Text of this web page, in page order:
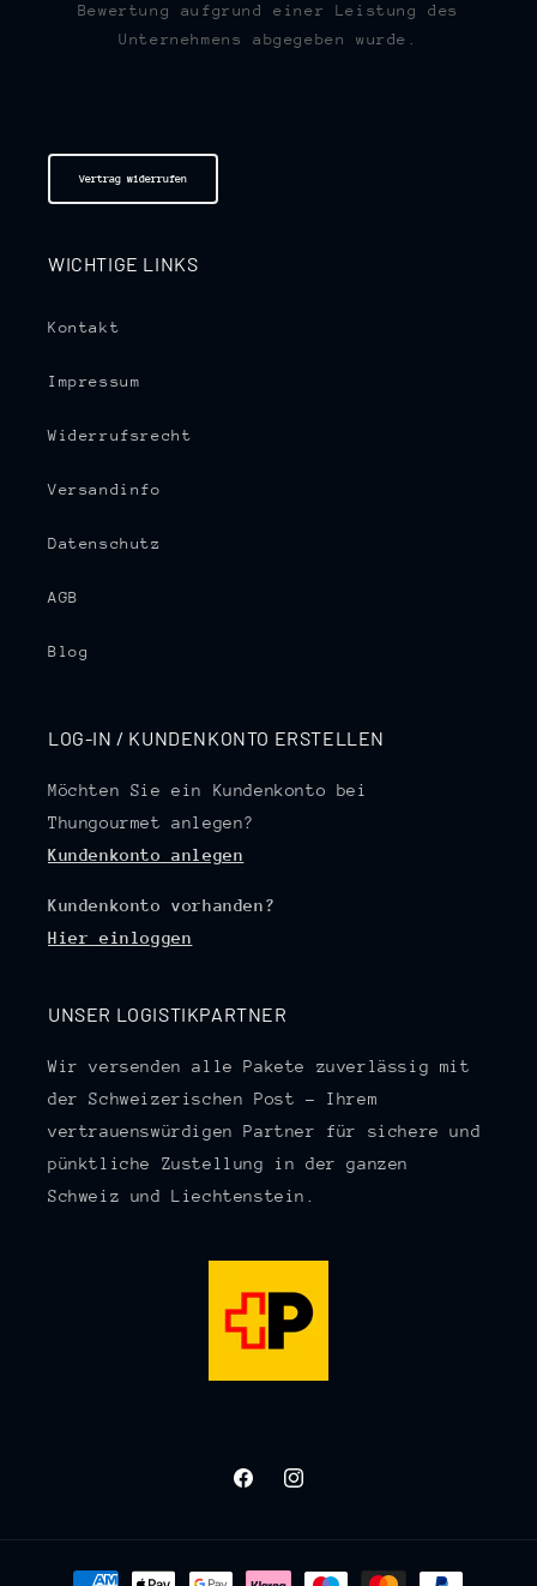
Bewertung aufgrund einer Leistung des
Unternehmens abgegeben wurde.
Vertrag widerrufen
WICHTIGE LINKS
Kontakt
Impressum
Widerrufsrecht
Versandinfo
Datenschutz
AGB
Blog
LOG-IN / KUNDENKONTO ERSTELLEN
Möchten Sie ein Kundenkonto bei
Thungourmet anlegen?
Kundenkonto anlegen
Kundenkonto vorhanden?
Hier einloggen
UNSER LOGISTIKPARTNER
Wir versenden alle Pakete zuverlässig mit
der Schweizerischen Post – Ihrem
vertrauenswürdigen Partner für sichere und
pünktliche Zustellung in der ganzen
Schweiz und Liechtenstein.
FacebookInstagram
Zahlungsmethoden